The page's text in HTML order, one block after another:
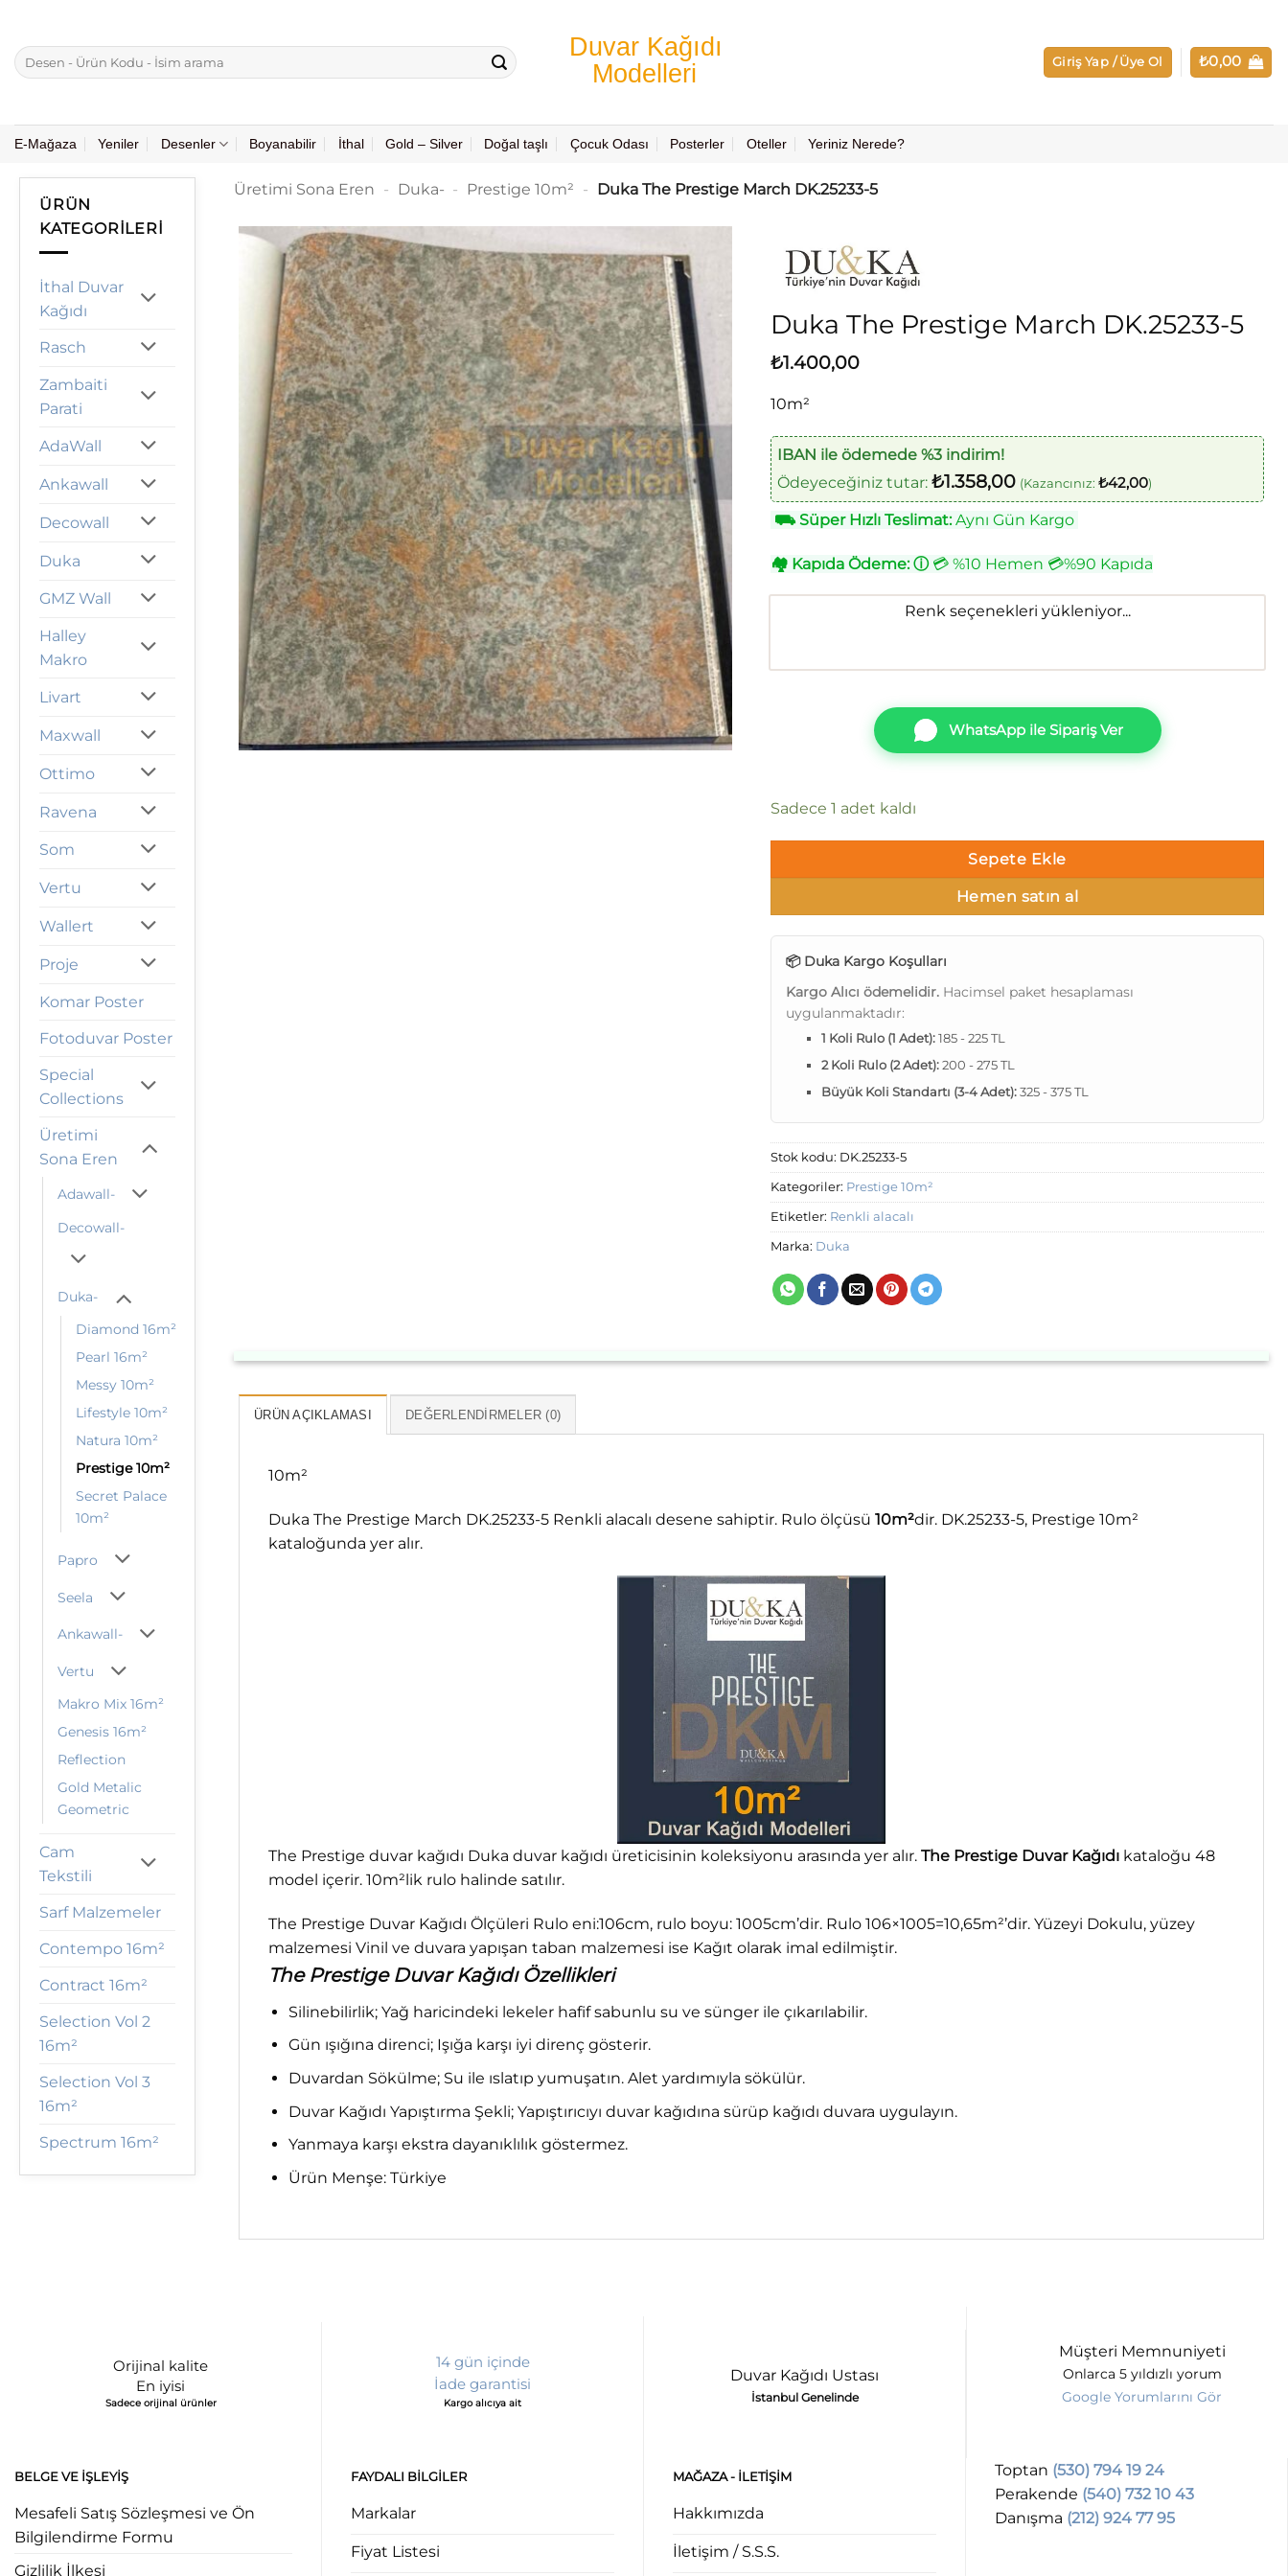
Ara:
Giriş Yap / Üye Ol ₺0,00
E-Mağaza Yeniler Desenler Boyanabilir İthal Gold – Silver Doğal taşlı Çocuk Odası Posterler Oteller Yeriniz Nerede?
ÜRÜN
KATEGORILERI
İthal Duvar
Kağıdı
Rasch
Zambaiti
Parati
AdaWall
Ankawall
Decowall
Duka
GMZ Wall
Halley
Makro
Livart
Maxwall
Ottimo
Ravena
Som
Vertu
Wallert
Proje
Komar Poster
Fotoduvar Poster
Special
Collections
Üretimi
Sona Eren
Adawall-
Decowall-
Duka-
Diamond 16m²
Pearl 16m²
Messy 10m²
Lifestyle 10m²
Natura 10m²
Prestige 10m²
Secret Palace
10m²
Papro
Seela
Ankawall-
Vertu
Makro Mix 16m²
Genesis 16m²
Reflection
Gold Metalic
Geometric
Cam
Tekstili
Sarf Malzemeler
Contempo 16m²
Contract 16m²
Selection Vol 2
16m²
Selection Vol 3
16m²
Spectrum 16m²
Üretimi Sona Eren - Duka- - Prestige 10m² - Duka The Prestige March DK.25233-5
Duka The Prestige March DK.25233-5
₺1.400,00
10m²
IBAN ile ödemede %3 indirim!
Ödeyeceğiniz tutar: ₺1.358,00 (Kazancınız: ₺42,00)
⛟Süper Hızlı Teslimat:Aynı Gün Kargo
🏘 Kapıda Ödeme: ⓘ💳 %10 Hemen 💳%90 Kapıda
Renk seçenekleri yükleniyor...
WhatsApp ile Sipariş Ver
Sadece 1 adet kaldı
Sepete Ekle
Hemen satın al
📦 Duka Kargo Koşulları
Kargo Alıcı ödemelidir. Hacimsel paket hesaplaması
uygulanmaktadır:
1 Koli Rulo (1 Adet):185 - 225 TL
2 Koli Rulo (2 Adet):200 - 275 TL
Büyük Koli Standartı (3-4 Adet):325 - 375 TL
Stok kodu: DK.25233-5
Kategoriler: Prestige 10m²
Etiketler: Renkli alacalı
Marka: Duka
ÜRÜN AÇIKLAMASI DEĞERLENDIRMELER (0)
10m²
Duka The Prestige March DK.25233-5 Renkli alacalı desene sahiptir. Rulo ölçüsü 10m²dir. DK.25233-5, Prestige 10m²
kataloğunda yer alır.
The Prestige duvar kağıdı Duka duvar kağıdı üreticisinin koleksiyonu arasında yer alır. The Prestige Duvar Kağıdı kataloğu 48
model içerir. 10m²lik rulo halinde satılır.
The Prestige Duvar Kağıdı Ölçüleri Rulo eni:106cm, rulo boyu: 1005cm’dir. Rulo 106×1005=10,65m²’dir. Yüzeyi Dokulu, yüzey
malzemesi Vinil ve duvara yapışan taban malzemesi ise Kağıt olarak imal edilmiştir.
The Prestige Duvar Kağıdı Özellikleri
Silinebilirlik; Yağ haricindeki lekeler hafif sabunlu su ve sünger ile çıkarılabilir.
Gün ışığına direnci; Işığa karşı iyi direnç gösterir.
Duvardan Sökülme; Su ile ıslatıp yumuşatın. Alet yardımıyla sökülür.
Duvar Kağıdı Yapıştırma Şekli; Yapıştırıcıyı duvar kağıdına sürüp kağıdı duvara uygulayın.
Yanmaya karşı ekstra dayanıklılık göstermez.
Ürün Menşe: Türkiye
Orijinal kalite
En iyisi
Sadece orijinal ürünler
14 gün içinde
İade garantisi
Kargo alıcıya ait
Duvar Kağıdı Ustası
İstanbul Genelinde
Müşteri Memnuniyeti
Onlarca 5 yıldızlı yorum
Google Yorumlarını Gör
BELGE VE İŞLEYIŞ
Mesafeli Satış Sözleşmesi ve Ön
Bilgilendirme Formu
Gizlilik İlkesi
FAYDALI BILGILER
Markalar
Fiyat Listesi
MAĞAZA - ILETIŞIM
Hakkımızda
İletişim / S.S.S.
Toptan (530) 794 19 24
Perakende (540) 732 10 43
Danışma (212) 924 77 95